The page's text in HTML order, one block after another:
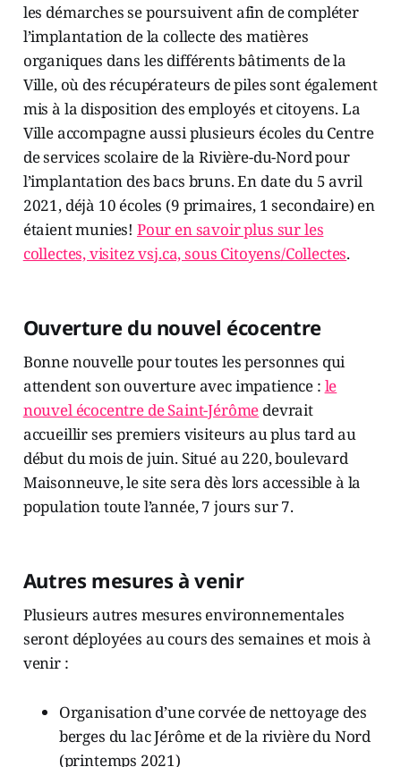
les démarches se poursuivent afin de compléter
l’implantation de la collecte des matières
organiques dans les différents bâtiments de la
Ville, où des récupérateurs de piles sont également
mis à la disposition des employés et citoyens. La
Ville accompagne aussi plusieurs écoles du Centre
de services scolaire de la Rivière-du-Nord pour
l’implantation des bacs bruns. En date du 5 avril
2021, déjà 10 écoles (9 primaires, 1 secondaire) en
étaient munies! Pour en savoir plus sur les
collectes, visitez vsj.ca, sous Citoyens/Collectes.
Ouverture du nouvel écocentre
Bonne nouvelle pour toutes les personnes qui
attendent son ouverture avec impatience : le
nouvel écocentre de Saint-Jérôme devrait
accueillir ses premiers visiteurs au plus tard au
début du mois de juin. Situé au 220, boulevard
Maisonneuve, le site sera dès lors accessible à la
population toute l’année, 7 jours sur 7.
Autres mesures à venir
Plusieurs autres mesures environnementales
seront déployées au cours des semaines et mois à
venir :
Organisation d’une corvée de nettoyage des
berges du lac Jérôme et de la rivière du Nord
(printemps 2021)